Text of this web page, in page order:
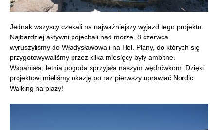
Jednak wszyscy czekali na najważniejszy wyjazd tego projektu.
Najbardziej aktywni pojechali nad morze. 8 czerwca
wyruszyliśmy do Władysławowa i na Hel. Plany, do których się
przygotowywaliśmy przez kilka miesięcy były ambitne.
Wspaniała, letnia pogoda sprzyjała naszym wędrówkom. Dzięki
projektowi mieliśmy okazję po raz pierwszy uprawiać Nordic
Walking na plaży!